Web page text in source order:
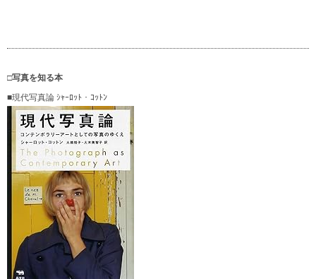
□写真を知る本
■現代写真論 ｼｬｰﾛｯﾄ・ｺｯﾄﾝ